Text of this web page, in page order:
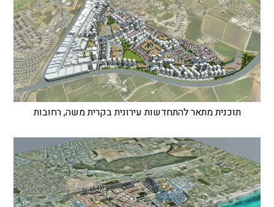
תוכנית מתאר להתחדשות עירונית בקרית משה, רחובות